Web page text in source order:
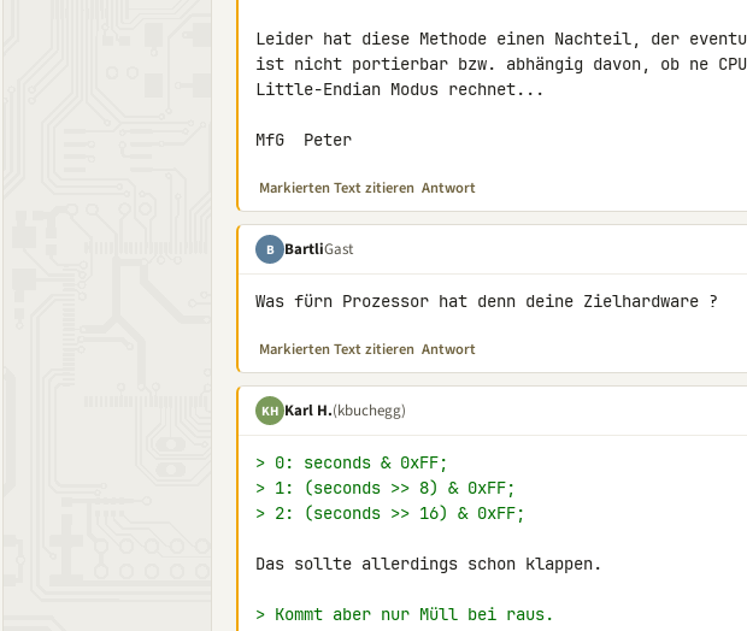
Leider hat diese Methode einen Nachteil, der
ist nicht portierbar bzw. abhängig davon, ob ne
Little-Endian Modus rechnet...
MfG  Peter
Markierten Text zitieren Antwort
B BartliGast
Was fürn Prozessor hat denn deine Zielhardware ?
Markierten Text zitieren Antwort
KH Karl H.(kbuchegg)
> 0: seconds & 0xFF;
> 1: (seconds >> 8) & 0xFF;
> 2: (seconds >> 16) & 0xFF;
Das sollte allerdings schon klappen.
> Kommt aber nur Müll bei raus.